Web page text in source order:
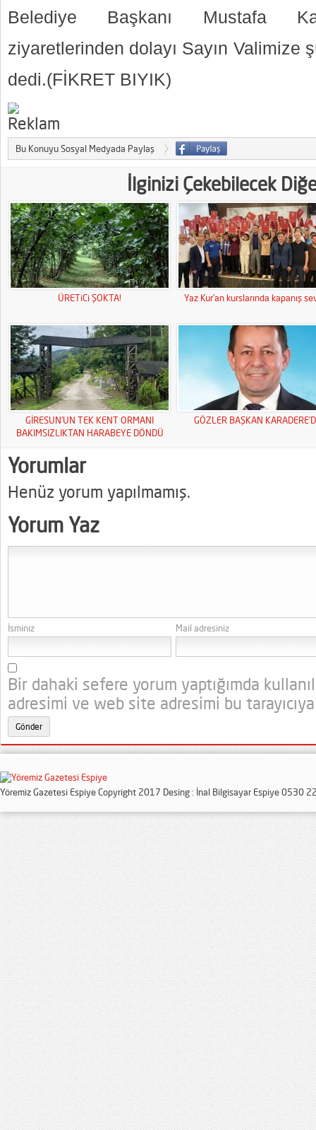
Belediye Başkanı Mustafa
ziyaretlerinden dolayı Sayın Valimize
dedi.(FİKRET BIYIK)
Bu Konuyu Sosyal Medyada Paylaş
İlginizi Çekebilecek
ÜRETiCi ŞOKTA! Yaz Kur’an kurslarında kapanış
GİRESUN’UN TEK KENT ORMANI
BAKIMSIZLIKTAN HARABEYE DÖNDÜ
GÖZLER BAŞKAN
Yorumlar
Henüz yorum yapılmamış.
Yorum Yaz
İsminiz Mail adresiniz
Bir dahaki sefere yorum yaptığımda
adresimi ve web site adresimi bu
Yöremiz Gazetesi Espiye Copyright 2017 Desing : İnal Bilgisayar Espiye 0530